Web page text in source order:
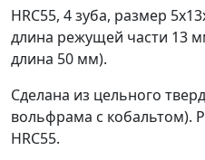
HRC55, 4 зуба, размер
длина режущей части 13
длина 50 мм).
Сделана из цельного
вольфрама с кобальтом).
HRC55.